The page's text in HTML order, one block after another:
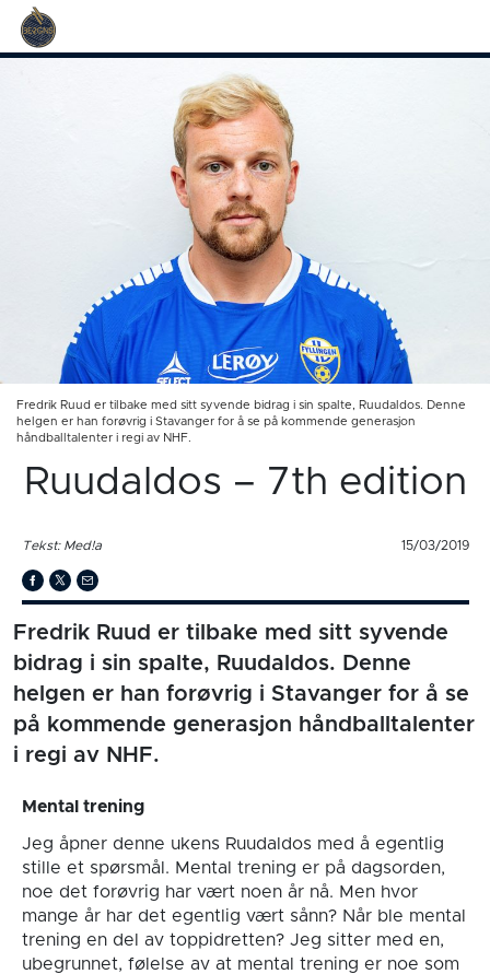
Fredrik Ruud er tilbake med sitt syvende bidrag i sin spalte, Ruudaldos. Denne
helgen er han forøvrig i Stavanger for å se på kommende generasjon
håndballtalenter i regi av NHF.
Ruudaldos – 7th edition
Tekst: Med!a 15/03/2019
Fredrik Ruud er tilbake med sitt syvende
bidrag i sin spalte, Ruudaldos. Denne
helgen er han forøvrig i Stavanger for å se
på kommende generasjon håndballtalenter
i regi av NHF.
Mental trening
Jeg åpner denne ukens Ruudaldos med å egentlig
stille et spørsmål. Mental trening er på dagsorden,
noe det forøvrig har vært noen år nå. Men hvor
mange år har det egentlig vært sånn? Når ble mental
trening en del av toppidretten? Jeg sitter med en,
ubegrunnet, følelse av at mental trening er noe som